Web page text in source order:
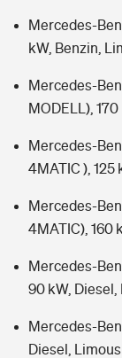
Mercedes-
kW, Benzin,
Mercedes-
MODELL),
Mercedes-
4MATIC ), 125
Mercedes-
4MATIC), 160
Mercedes-
90 kW,
Mercedes-
Diesel,